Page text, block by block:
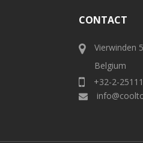
CONTACT
Vierwinden
Belgium
+32-2-